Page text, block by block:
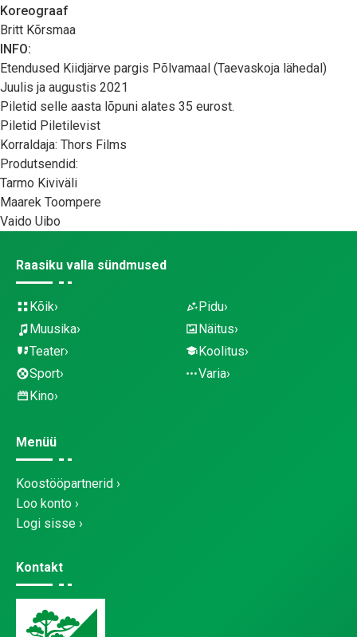
Koreograaf
Britt Kõrsmaa
INFO:
Etendused Kiidjärve pargis Põlvamaal (Taevaskoja lähedal)
Juulis ja augustis 2021
Piletid selle aasta lõpuni alates 35 eurost.
Piletid Piletilevist
Korraldaja: Thors Films
Produtsendid:
Tarmo Kiviväli
Maarek Toompere
Vaido Uibo
Raasiku valla sündmused
Kõik
Muusika
Teater
Sport
Kino
Pidu
Näitus
Koolitus
Varia
Menüü
Koostööpartnerid
Loo konto
Logi sisse
Kontakt